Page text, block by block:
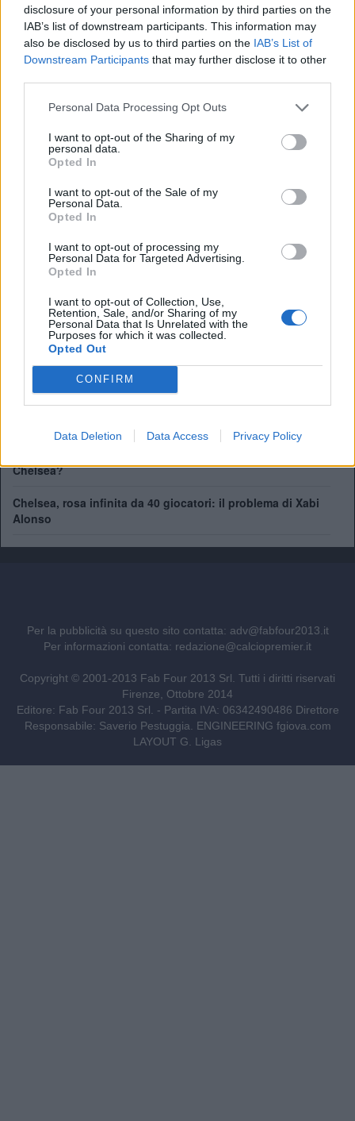
disclosure of your personal information by third parties on the
IAB’s list of downstream participants. This information may
also be disclosed by us to third parties on the IAB’s List of
Downstream Participants that may further disclose it to other
Personal Data Processing Opt Outs
I want to opt-out of the Sharing of my
personal data.
Opted In
I want to opt-out of the Sale of my
Personal Data.
Opted In
I want to opt-out of processing my
Personal Data for Targeted Advertising.
Opted In
I want to opt-out of Collection, Use,
Retention, Sale, and/or Sharing of my
Personal Data that Is Unrelated with the
Purposes for which it was collected.
Opted Out
CONFIRM
Data Deletion Data Access Privacy Policy
Anno di Fondazione:1905
Stadio:Stamford Bridge (41.837)
Presidente:Todd Boehly
Manager:Enzo Maresca
Premier League:6
FA Cup:8
FA Community Shield:4
Champions League:
Coppa del Mondo per Club:1
41 giocatori in rosa al Chelsea. Chi può rimanere e chi
Chelsea, ecco il nuovo terzino: vicino Pep Chavarría dal
Rayo Vallecano
City scatenato sulle corsie: contatto per Pedro Neto,
Chelsea?
Chelsea, rosa infinita da 40 giocatori: il problema di Xabi
Alonso
Per la pubblicità su questo sito contatta: adv@fabfour2013.it
Per informazioni contatta: redazione@calciopremier.it
Copyright © 2001-2013 Fab Four 2013 Srl. Tutti i diritti riservati
Firenze, Ottobre 2014
Editore: Fab Four 2013 Srl. - Partita IVA: 06342490486 Direttore
Responsabile: Saverio Pestuggia. ENGINEERING fgiova.com
LAYOUT G. Ligas